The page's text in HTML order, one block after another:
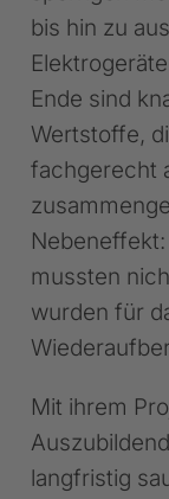
bis hin zu
Ende sind
Wertstoffe,
fachgerecht
mussten
wurden für
Mit ihrem
langfristig